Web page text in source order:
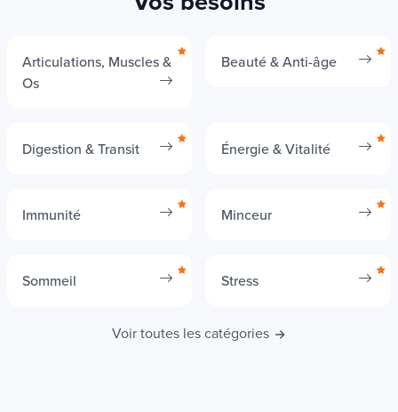
Articulations, Muscles &